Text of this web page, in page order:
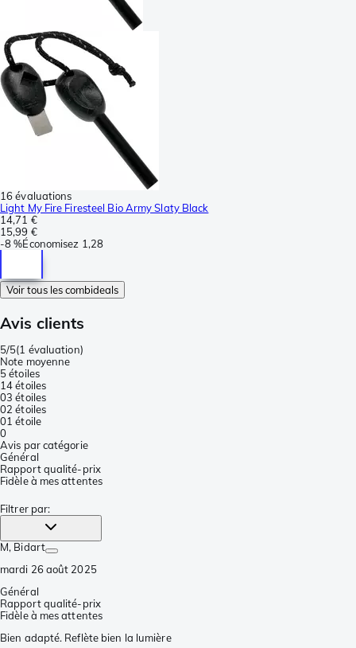
16 évaluations
Light My Fire Firesteel Bio Army Slaty Black
14,71 €
15,99 €
-8 %Économisez 1,28
Voir tous les combideals
Avis clients
5/5(1 évaluation)
Note moyenne
5 étoiles
14 étoiles
03 étoiles
02 étoiles
01 étoile
0
Avis par catégorie
Général
Rapport qualité-prix
Fidèle à mes attentes
Filtrer par:
M, Bidart
mardi 26 août 2025
Général
Rapport qualité-prix
Fidèle à mes attentes
Bien adapté. Reflète bien la lumière